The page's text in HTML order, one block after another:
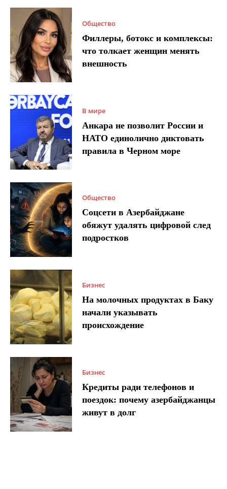
Общество
Филлеры, ботокс и комплексы:
что толкает женщин менять
внешность
В мире
Анкара не позволит России и
НАТО единолично диктовать
правила в Черном море
Общество
Соцсети в Азербайджане
обяжут удалять цифровой след
подростков
Бизнес
На молочных продуктах в Баку
начали указывать
происхождение
Бизнес
Кредиты ради телефонов и
поездок: почему азербайджанцы
живут в долг